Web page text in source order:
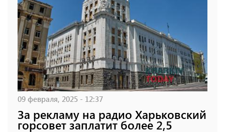
09 февраля, 2025 - 12:37
За рекламу на радио Харьковский
горсовет заплатит более 2,5